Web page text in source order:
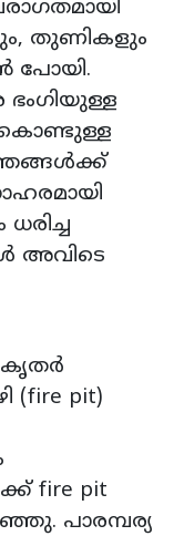
തുണികളും
പോയി.
ഭംഗിയുള്ള
അവിടെ
(fire pit)
fire pit
പാരമ്പര്യ